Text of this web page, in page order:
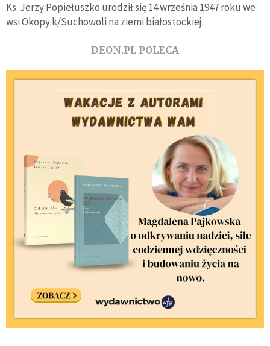
Ks. Jerzy Popiełuszko urodził się 14 września 1947 roku we
wsi Okopy k/Suchowoli na ziemi białostockiej.
DEON.PL POLECA